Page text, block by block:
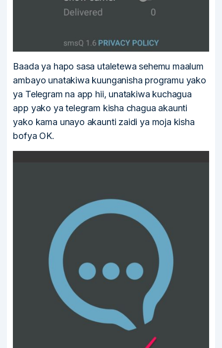
Baada ya hapo sasa utaletewa sehemu maalum
ambayo unatakiwa kuunganisha programu yako
ya Telegram na app hii, unatakiwa kuchagua
app yako ya telegram kisha chagua akaunti
yako kama unayo akaunti zaidi ya moja kisha
bofya OK.